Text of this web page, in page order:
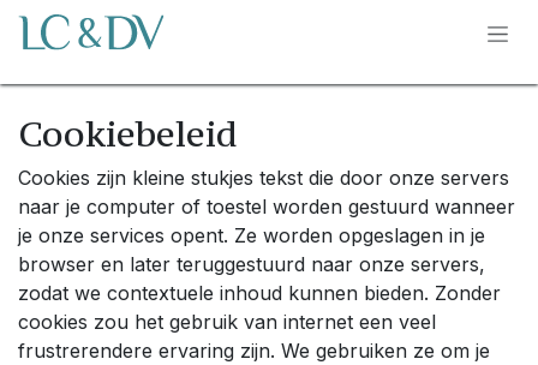
Overslaan naar inhoud
Cookiebeleid
Cookies zijn kleine stukjes tekst die door onze servers
naar je computer of toestel worden gestuurd wanneer
je onze services opent. Ze worden opgeslagen in je
browser en later teruggestuurd naar onze servers,
zodat we contextuele inhoud kunnen bieden. Zonder
cookies zou het gebruik van internet een veel
frustrerendere ervaring zijn. We gebruiken ze om je